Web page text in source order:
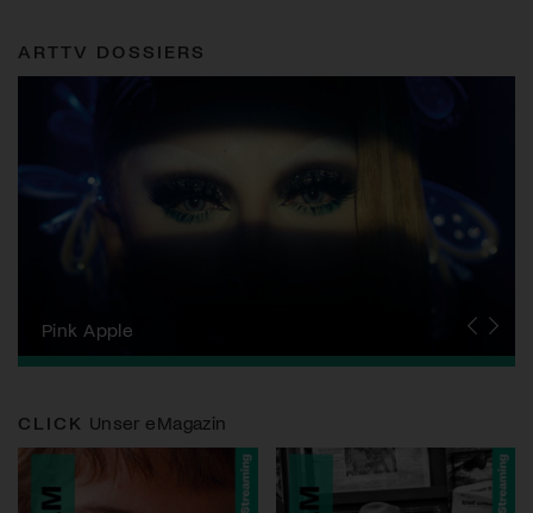
ARTTV DOSSIERS
Zurich Film Festival
Pink Apple
Locarno Film Festival
Human Rights Film Festival Zurich
Yesh! Neues aus der jüdischen Filmwelt
Neuchâtel International Fantastic Film Festival
Visions du Réel
Berlinale
Solothurner Filmtage
Geneva International Film Festival
CLICK Unser eMagazin